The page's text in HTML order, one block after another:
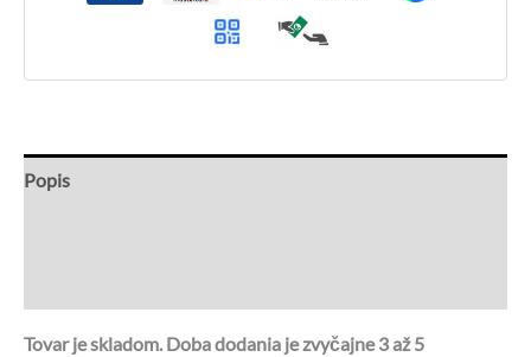
Popis
Tovar je skladom. Doba dodania je zvyčajne 3 až 5